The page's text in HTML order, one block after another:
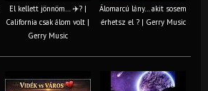
El kellett jönnöm… ✈️? |
California csak álom volt |
Gerry Music
Álomarcú lány… akit sosem
érhetsz el ? | Gerry Music